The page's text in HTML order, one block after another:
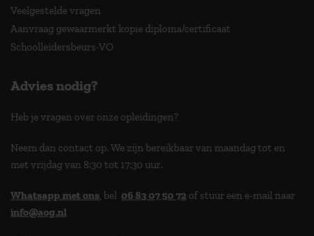
Veelgestelde vragen
Aanvraag gewaarmerkt kopie diploma/certificaat
Schoolleidersbeurs-VO
Advies nodig?
Heb je vragen over onze opleidingen?
Neem dan contact op. We zijn bereikbaar van maandag tot en
met vrijdag van 8:30 tot 17:30 uur.
Whatsapp met ons, bel 06 83 07 50 72 of stuur een e-mail naar
info@aog.nl